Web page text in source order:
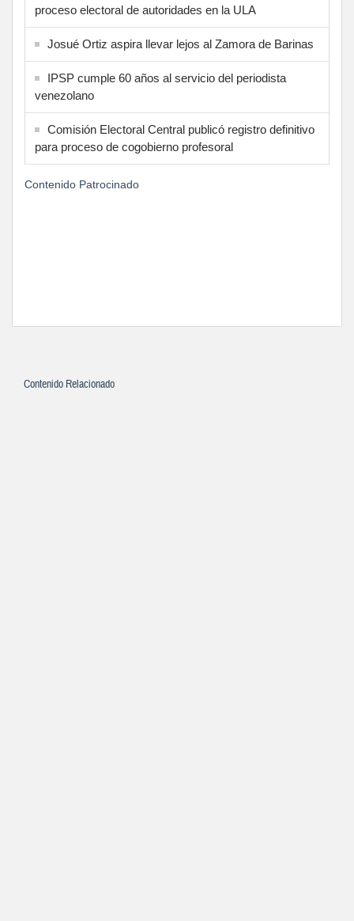
proceso electoral de autoridades en la ULA
Josué Ortiz aspira llevar lejos al Zamora de Barinas
IPSP cumple 60 años al servicio del periodista
venezolano
Comisión Electoral Central publicó registro definitivo
para proceso de cogobierno profesoral
Contenido Patrocinado
Contenido Relacionado